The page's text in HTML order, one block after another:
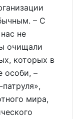
– С
не
очищали
которых в
особи, –
мира,